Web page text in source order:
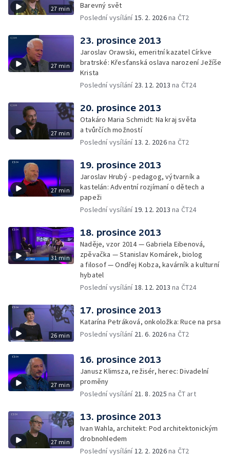
27 min
Barevný svět
Poslední vysílání15. 2. 2026na ČT2
27 min
23. prosince 2013
Jaroslav Orawski, emeritní kazatel Církve
bratrské: Křesťanská oslava narození Ježíše
Krista
Poslední vysílání 23. 12. 2013 na ČT24
27 min
20. prosince 2013
Otakáro Maria Schmidt: Na kraj světa
a tvůrčích možností
Poslední vysílání13. 2. 2026na ČT2
27 min
19. prosince 2013
Jaroslav Hrubý - pedagog, výtvarník a
kastelán: Adventní rozjímaní o dětech a
papeži
Poslední vysílání19. 12. 2013 na ČT24
31 min
18. prosince 2013
Naděje, vzor 2014 — Gabriela Eibenová,
zpěvačka — Stanislav Komárek, biolog
a filosof — Ondřej Kobza, kavárník a kulturní
hybatel
Poslední vysílání18. 12. 2013 na ČT24
26 min
17. prosince 2013
Katarína Petráková, onkoložka: Ruce na prsa
Poslední vysílání 21. 6. 2026na ČT2
27 min
16. prosince 2013
Janusz Klimsza, režisér, herec: Divadelní
proměny
Poslední vysílání 21. 8. 2025 na ČT art
27 min
13. prosince 2013
Ivan Wahla, architekt: Pod architektonickým
drobnohledem
Poslední vysílání12. 2. 2026na ČT2